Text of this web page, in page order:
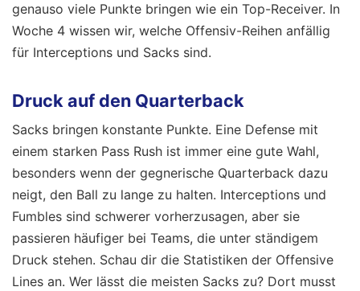
genauso viele Punkte bringen wie ein Top-Receiver. In
Woche 4 wissen wir, welche Offensiv-Reihen anfällig
für Interceptions und Sacks sind.
Druck auf den Quarterback
Sacks bringen konstante Punkte. Eine Defense mit
einem starken Pass Rush ist immer eine gute Wahl,
besonders wenn der gegnerische Quarterback dazu
neigt, den Ball zu lange zu halten. Interceptions und
Fumbles sind schwerer vorherzusagen, aber sie
passieren häufiger bei Teams, die unter ständigem
Druck stehen. Schau dir die Statistiken der Offensive
Lines an. Wer lässt die meisten Sacks zu? Dort musst